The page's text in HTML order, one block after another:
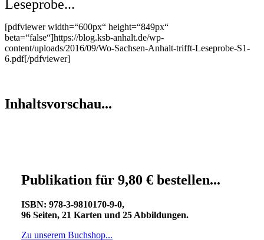
Leseprobe...
[pdfviewer width=“600px“ height=“849px“
beta=“false“]https://blog.ksb-anhalt.de/wp-
content/uploads/2016/09/Wo-Sachsen-Anhalt-trifft-Leseprobe-S1-
6.pdf[/pdfviewer]
Inhaltsvorschau...
Publikation für 9,80 € bestellen...
ISBN: 978-3-9810170-9-0,
96 Seiten, 21 Karten und 25 Abbildungen.
Zu unserem Buchshop...